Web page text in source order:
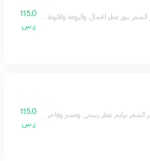
الشعر بيور عطر الجمال والروعة والأنوثة فواح ورائع
115.0
ر.س
الشعر برايم عطر رسمي ومميز وفاخر عطر جميل
115.0
ر.س